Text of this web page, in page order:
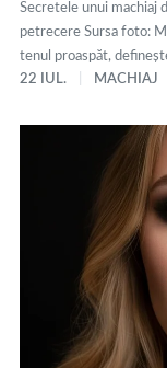
Secretele unui machiaj
petrecere Sursa foto:
tenul proaspăt,
22 IUL.
MACHIAJ